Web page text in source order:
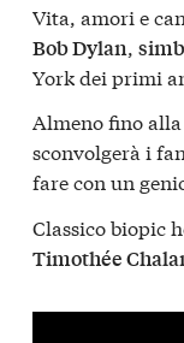
Vita, amori e
Bob Dylan,
York dei primi
Almeno fino alla
sconvolgerà i
fare con un
Classico biopic
Timothée